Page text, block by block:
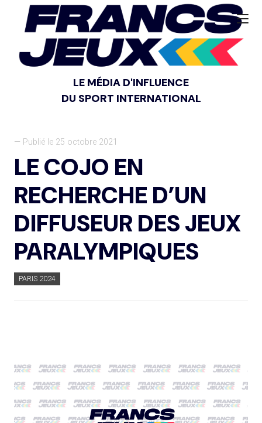
LE MÉDIA D'INFLUENCE
DU SPORT INTERNATIONAL
— Publié le 25 octobre 2021
LE COJO EN
RECHERCHE D’UN
DIFFUSEUR DES JEUX
PARALYMPIQUES
PARIS 2024